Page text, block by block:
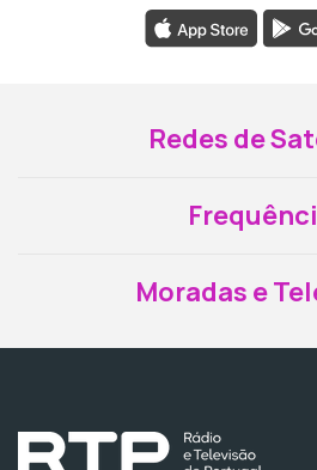
Redes de
Moradas e